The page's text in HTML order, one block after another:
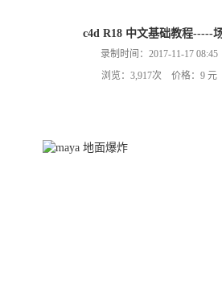
c4d R18 中文基础教程-----
录制时间：2017-11-17 08:45
浏览：3,917次 价格：9 元